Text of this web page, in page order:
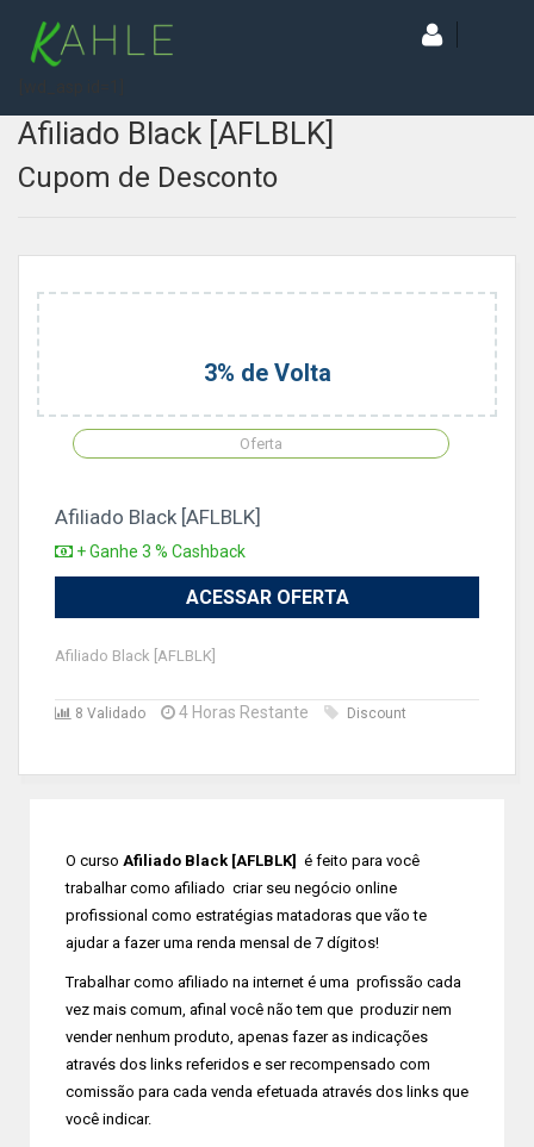
Afiliado Black [AFLBLK]
Cupom de Desconto
3% de Volta
Oferta
Afiliado Black [AFLBLK]
+ Ganhe 3 % Cashback
ACESSAR OFERTA
Afiliado Black [AFLBLK]
8 Validado 4 Horas Restante Discount
O curso Afiliado Black [AFLBLK] é feito para você
trabalhar como afiliado criar seu negócio online
profissional como estratégias matadoras que vão te
ajudar a fazer uma renda mensal de 7 dígitos!
Trabalhar como afiliado na internet é uma profissão cada
vez mais comum, afinal você não tem que produzir nem
vender nenhum produto, apenas fazer as indicações
através dos links referidos e ser recompensado com
comissão para cada venda efetuada através dos links que
você indicar.